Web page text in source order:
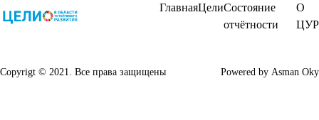
ГлавнаяЦелиСостояние
отчётности
О
ЦУР
Copyrigt © 2021. Все права защищены Powered by Asman Oky